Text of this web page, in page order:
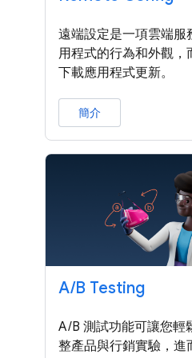
遠端設定是一項雲端服
用程式的行為和外觀，
下載應用程式更新。
簡介
A/B Testing
A/B 測試功能可讓您輕
整產品與行銷實驗，進